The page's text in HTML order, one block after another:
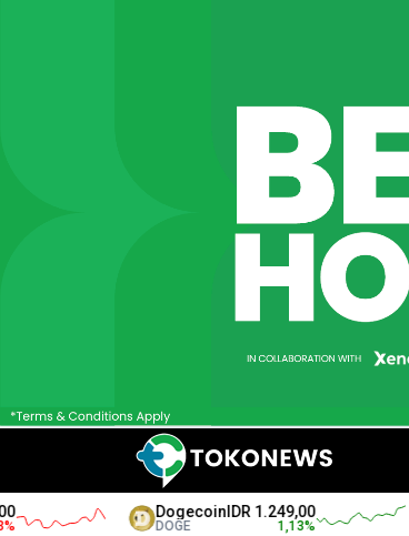
DogecoinIDR 1.249,00
DOGE